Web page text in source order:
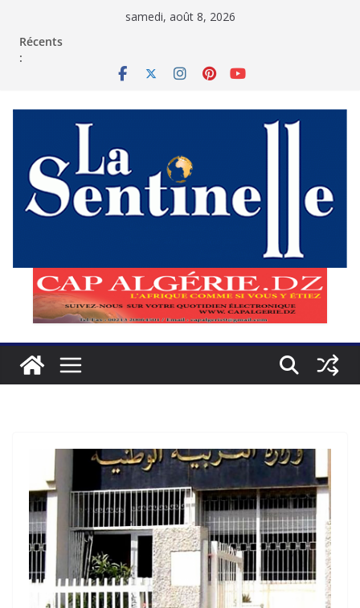
samedi, août 8, 2026
Récents
: